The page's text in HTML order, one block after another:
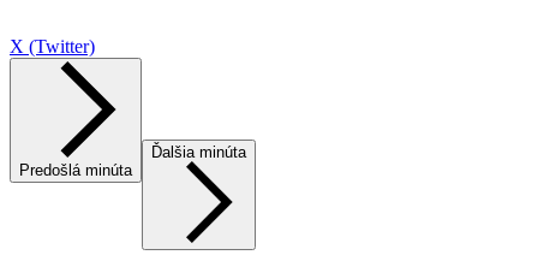
X (Twitter)
Predošlá minúta
Ďalšia minúta